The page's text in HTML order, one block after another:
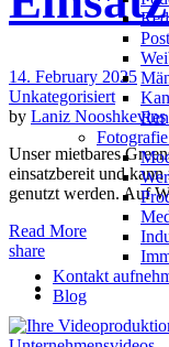
Kontakt
Blog
14. February 2025
Unkategorisiert
by Laniz Nooshkevins
Unser mietbares
einsatzbereit und
genutzt werden. Auf
Read More
share